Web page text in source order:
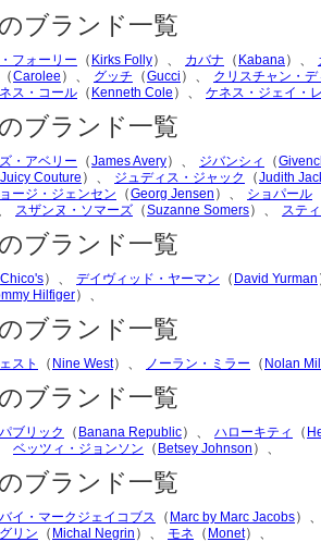
ブランド一覧
フォーリー （ Kirks Folly）、 カバナ （ Kabana ）、
（Carolee ）、 グッチ （Gucci ）、
クリスチャン・
ス・コール （ Kenneth Cole ）、 ケネス・ジェイ・
ブランド一覧
・アベリー （James Avery）、 ジバンシィ （
Juicy Couture ）、 ジュディス・ジャック （Judith
ージ・ジェンセン （Georg Jensen ）、 ショパール
スザンヌ・ソマーズ （Suzanne Somers）、 ステ
ブランド一覧
Chico's）、 デイヴィッド・ヤーマン （ David Yurman
Hilfiger）、
ブランド一覧
スト （ Nine West）、 ノーラン・ミラー （ Nolan
ブランド一覧
ブリック （ Banana Republic）、 ハローキティ （
ベッツィ・ジョンソン （ Betsey Johnson ）、
ブランド一覧
イ・マークジェイコブス （ Marc by Marc Jacobs）
リン （ Michal Negrin ）、 モネ （ Monet）、